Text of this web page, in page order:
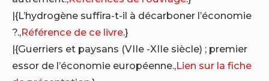
|{L’hydrogène suffira-t-il à décarboner l’économie
?.,Référence de ce livre.}
|{Guerriers et paysans (VIIe -XIIe siècle) ; premier
essor de l’économie européenne.,Lien sur la fiche